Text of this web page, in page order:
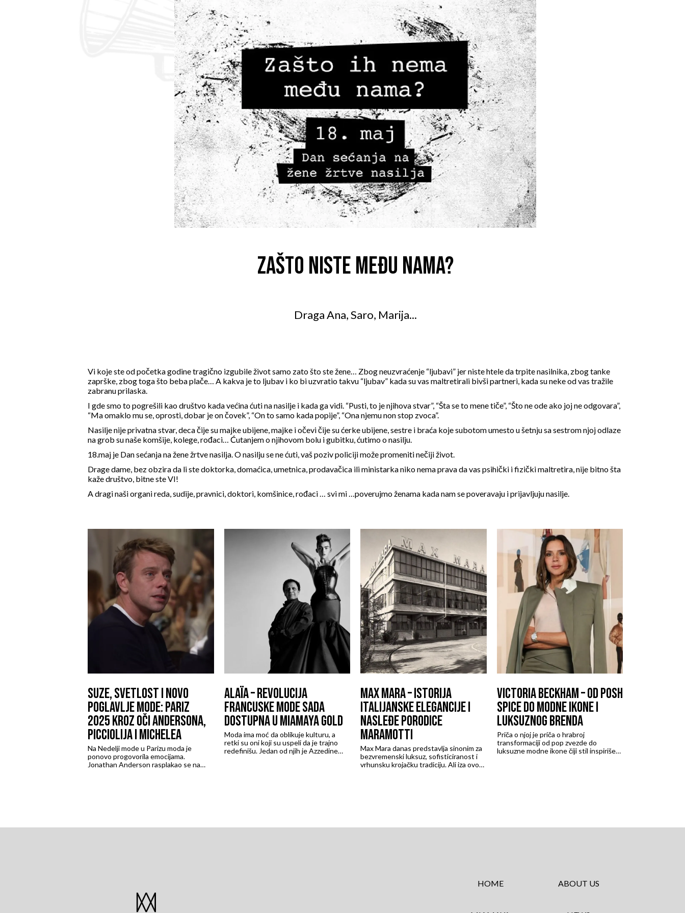
ZAŠTO NISTE MEĐU NAMA?
Draga Ana, Saro, Marija...
Vi koje ste od početka godine tragično izgubile život samo zato što ste žene… Zbog neuzvraćenje “ljubavi” jer niste htele da trpite nasilnika, zbog tanke
zaprške, zbog toga što beba plače… A kakva je to ljubav i ko bi uzvratio takvu “ljubav” kada su vas maltretirali bivši partneri, kada su neke od vas tražile
zabranu prilaska.
I gde smo to pogrešili kao društvo kada većina ćuti na nasilje i kada ga vidi. “Pusti, to je njihova stvar”, “Šta se to mene tiče”, “Što ne ode ako joj ne odgovara”,
“Ma omaklo mu se, oprosti, dobar je on čovek”, “On to samo kada popije”, “Ona njemu non stop zvoca”.
Nasilje nije privatna stvar, deca čije su majke ubijene, majke i očevi čije su ćerke ubijene, sestre i braća koje subotom umesto u šetnju sa sestrom njoj odlaze
na grob su naše komšije, kolege, rođaci… Ćutanjem o njihovom bolu i gubitku, ćutimo o nasilju.
18.maj je Dan sećanja na žene žrtve nasilja. O nasilju se ne ćuti, vaš poziv policiji može promeniti nečiji život.
Drage dame, bez obzira da li ste doktorka, domaćica, umetnica, prodavačica ili ministarka niko nema prava da vas psihički i fizički maltretira, nije bitno šta
kaže društvo, bitne ste VI!
A dragi naši organi reda, sudije, pravnici, doktori, komšinice, rođaci … svi mi …poverujmo ženama kada nam se poveravaju i prijavljuju nasilje.
SUZE, SVETLOST I NOVO
POGLAVLJE MODE: PARIZ
2025 KROZ OČI ANDERSONA,
PICCIOLIJA I MICHELEA
Na Nedelji mode u Parizu moda je
ponovo progovorila emocijama.
Jonathan Anderson rasplakao se na
ALAÏA – REVOLUCIJA
FRANCUSKE MODE SADA
DOSTUPNA U MIAMAYA GOLD
Moda ima moć da oblikuje kulturu, a
retki su oni koji su uspeli da je trajno
redefinišu. Jedan od njih je Azzedine
MAX MARA – ISTORIJA
ITALIJANSKE ELEGANCIJE I
NASLEĐE PORODICE
MARAMOTTI
Max Mara danas predstavlja sinonim za
bezvremenski luksuz, sofisticiranost i
vrhunsku krojačku tradiciju. Ali iza ovog
VICTORIA BECKHAM – OD POSH
SPICE DO MODNE IKONE I
LUKSUZNOG BRENDA
Priča o njoj je priča o hrabroj
transformaciji od pop zvezde do
luksuzne modne ikone čiji stil inspiriše
HOME ABOUT US